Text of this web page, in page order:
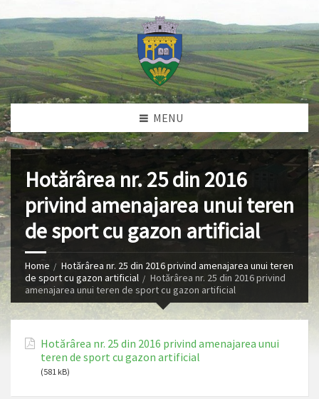
MENU
Hotărârea nr. 25 din 2016
privind amenajarea unui teren
de sport cu gazon artificial
Home
Hotărârea nr. 25 din 2016 privind amenajarea unui teren
de sport cu gazon artificial
Hotărârea nr. 25 din 2016 privind
amenajarea unui teren de sport cu gazon artificial
Hotărârea nr. 25 din 2016 privind amenajarea unui
teren de sport cu gazon artificial
(581 kB)